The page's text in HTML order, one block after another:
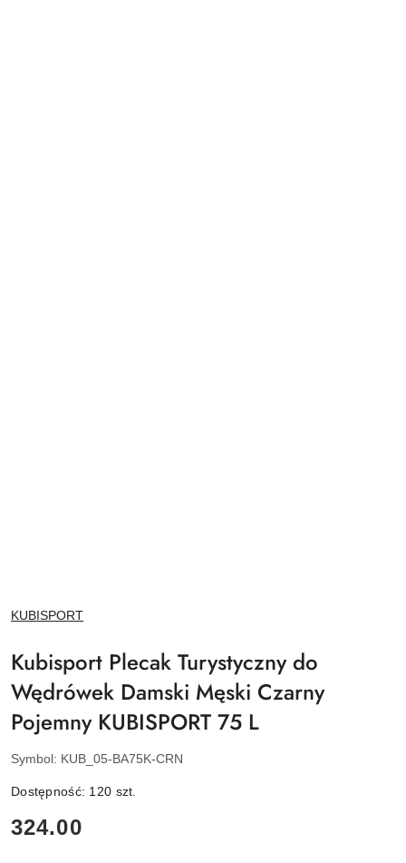
NAZWA
PRODUCENTA:
KUBISPORT
Kubisport Plecak Turystyczny do
Wędrówek Damski Męski Czarny
Pojemny KUBISPORT 75 L
Symbol: KUB_05-BA75K-CRN
Dostępność: 120 szt.
cena:
324.00